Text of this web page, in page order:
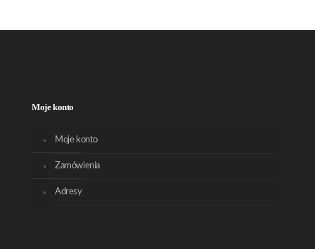
Moje konto
Moje konto
Zamówienia
Adresy